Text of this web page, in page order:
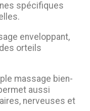
spécifiques
enveloppant,
orteils
massage bien-
aussi
nerveuses et